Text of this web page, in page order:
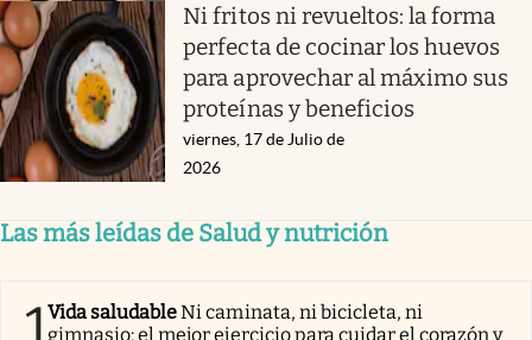
Ni fritos ni revueltos: la forma
perfecta de cocinar los huevos
para aprovechar al máximo sus
proteínas y beneficios
viernes, 17 de Julio de
2026
Las más leídas de Salud y nutrición
Vida saludableNi caminata, ni bicicleta, ni
gimnasio: el mejor ejercicio para cuidar el corazón y